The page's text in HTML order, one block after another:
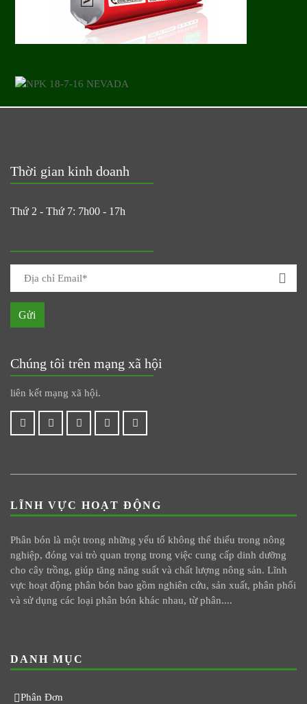
Thời gian kinh doanh
Thứ 2 - Thứ 7: 7h00 - 17h
Gửi
Chúng tôi trên mạng xã hội
liên kết mạng xã hội.
LĨNH VỰC HOẠT ĐỘNG
Phân bón là một trong những yếu tố không thể thiếu trong nông
nghiệp, đóng vai trò quan trọng trong việc cung cấp dinh dưỡng
cho cây trồng, giúp tăng năng suất và chất lượng nông sản. Lĩnh
vực hoạt động phân bón bao gồm nghiên cứu, sản xuất, phân phối
và sử dụng các loại phân bón khác nhau, từ phân....
DANH MỤC
Phân Đơn